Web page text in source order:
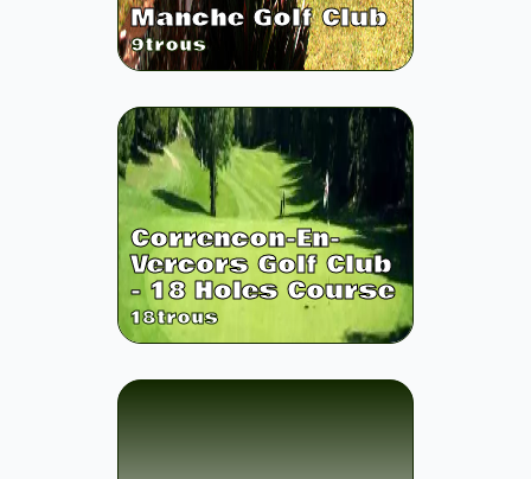
Manche Golf Club
9trous
Correncon-En-
Vercors Golf Club
- 18 Holes Course
18trous